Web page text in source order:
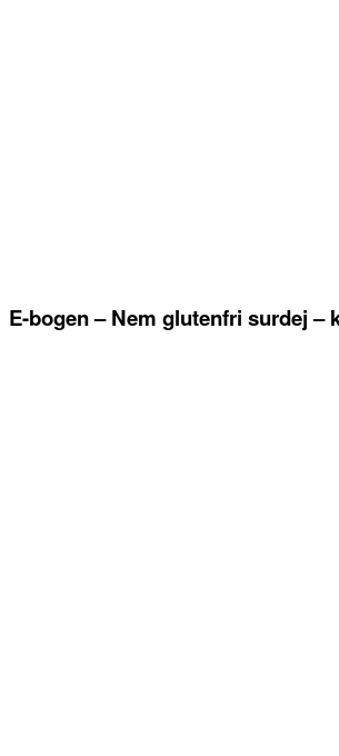
E-bogen – Nem glutenfri surdej –